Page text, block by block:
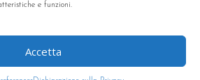
e funzioni.
Accetta